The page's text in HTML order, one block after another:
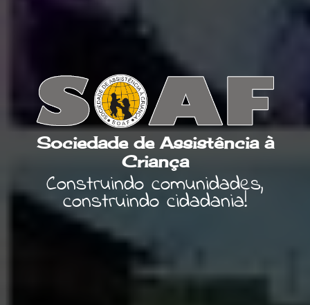
Sociedade de Assistência à
Criança
Construindo comunidades,
construindo cidadania!